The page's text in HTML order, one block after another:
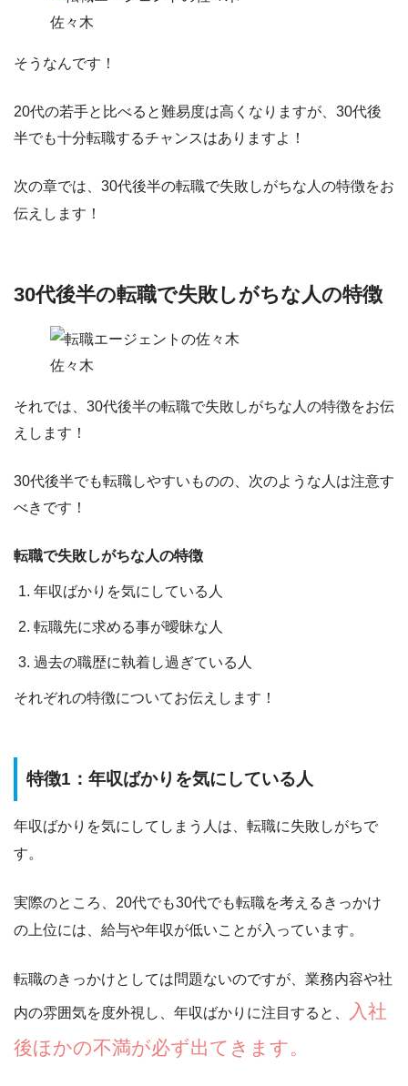
佐々木
そうなんです！
20代の若手と比べると難易度は高くなりますが、30代後
半でも十分転職するチャンスはありますよ！
次の章では、30代後半の転職で失敗しがちな人の特徴をお
伝えします！
30代後半の転職で失敗しがちな人の特徴
佐々木
それでは、 30代後半の転職で失敗しがちな人の特徴をお伝
えします！
30代後半でも転職しやすいものの、次のような人は注意す
べきです！
転職で失敗しがちな人の特徴
年収ばかりを気にしている人
転職先に求める事が曖昧な人
過去の職歴に執着し過ぎている人
それぞれの特徴についてお伝えします！
特徴1：年収ばかりを気にしている人
年収ばかりを気にしてしまう人は、転職に失敗しがちで
す。
実際のところ、20代でも30代でも転職を考えるきっかけ
の上位には、給与や年収が低いことが入っています。
転職のきっかけとしては問題ないのですが、業務内容や社
内の雰囲気を度外視し、年収ばかりに注目すると、
入社
後ほかの不満が必ず出てきます。